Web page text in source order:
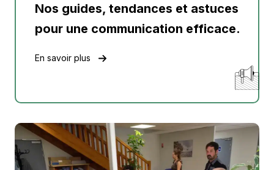
Nos guides, tendances et astuces
pour une communication efficace.
En savoir plus